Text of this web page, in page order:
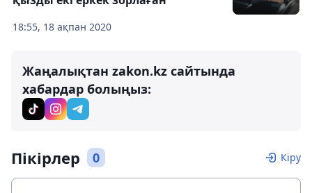
18:55, 18 ақпан 2020
Жаңалықтан zakon.kz сайтында
хабардар болыңыз:
Пікірлер 0 Кіру